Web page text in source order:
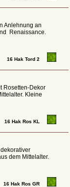
Anlehnung an
Renaissance.
16 Hak Tord 2
Rosetten-Dekor
Kleine
16 Hak Ros KL
dem Mittelalter.
16 Hak Ros GR